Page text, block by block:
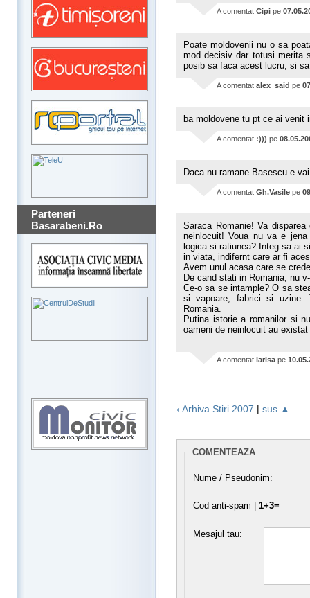
Parteneri
Basarabeni.Ro
A comentat Cipi pe
Poate moldovenii nu o sa
mod decisiv dar totusi merita
posib sa faca acest lucru, si
A comentat alex_said pe
ba moldovene tu pt ce ai venit
A comentat :))) pe
Daca nu ramane Basescu e
A comentat Gh.Vasile pe
Saraca Romanie! Va
neinlocuit! Voua nu va e
logica si ratiunea? Integ sa ai
in viata, indifernt care ar fi
Avem unul acasa care se
De cand stati in Romania, nu
Ce-o sa se intample? O sa
si vapoare, fabrici si uzine.
Romania.
Putina istorie a romanilor si
oameni de neinlocuit au
A comentat larisa pe
‹ Arhiva Stiri 2007 | sus ▲
COMENTEAZA
Nume / Pseudonim:
Cod anti-spam | 1+3=
Mesajul tau: